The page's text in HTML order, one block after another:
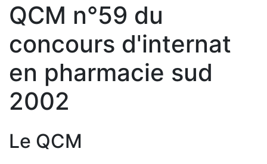
QCM n°59 du
concours d'internat
en pharmacie sud
2002
Le QCM